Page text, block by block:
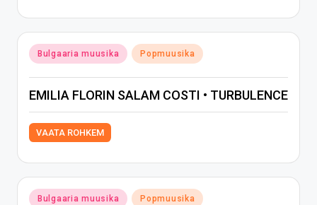
Posted
in
Bulgaaria muusika Popmuusika
EMILIA FLORIN SALAM COSTI • TURBULENCE
VAATA ROHKEM
Posted
Bulgaaria muusika Popmuusika